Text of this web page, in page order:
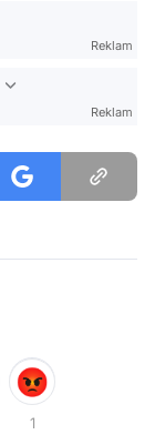
Reklam
Reklam
1